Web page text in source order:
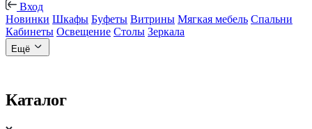
Вход
Новинки Шкафы Буфеты Витрины Мягкая мебель Спальни
Кабинеты Освещение Столы Зеркала
Ещё
Каталог